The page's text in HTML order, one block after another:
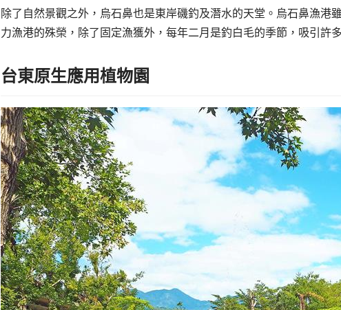
除了自然景觀之外，烏石鼻也是東岸磯釣及潛水的天堂。烏石鼻漁港
力漁港的殊榮，除了固定漁獲外，每年二月是釣白毛的季節，吸引許
台東原生應用植物園